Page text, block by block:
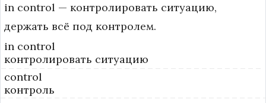
in control — контролировать ситуацию,
держать всё под контролем.
in control
контролировать ситуацию
control
контроль